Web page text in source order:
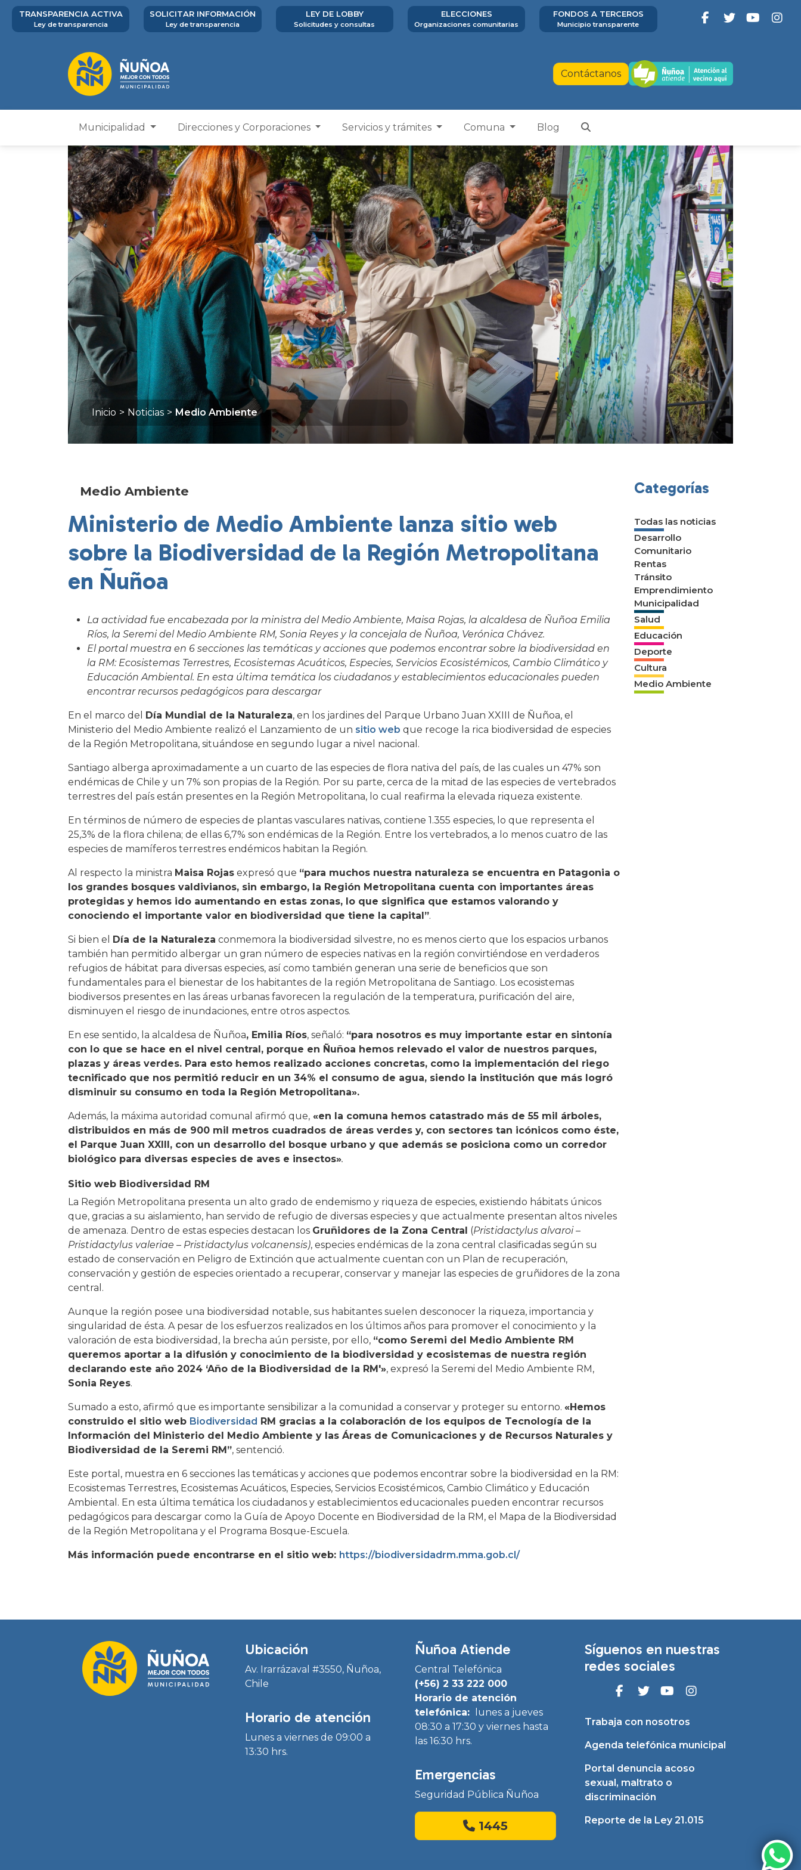
TRANSPARENCIA ACTIVA
Ley de transparencia
SOLICITAR INFORMACIÓN
Ley de transparencia
LEY DE LOBBY
Solicitudes y consultas
ELECCIONES
Organizaciones comunitarias
FONDOS A TERCEROS
Municipio transparente
Contáctanos
Municipalidad Direcciones y Corporaciones Servicios y trámites Comuna Blog
Inicio > Noticias > Medio Ambiente
Medio Ambiente
Ministerio de Medio Ambiente lanza sitio web
sobre la Biodiversidad de la Región Metropolitana
en Ñuñoa
La actividad fue encabezada por la ministra del Medio Ambiente, Maisa Rojas, la alcaldesa de Ñuñoa Emilia
Ríos, la Seremi del Medio Ambiente RM, Sonia Reyes y la concejala de Ñuñoa, Verónica Chávez.
El portal muestra en 6 secciones las temáticas y acciones que podemos encontrar sobre la biodiversidad en
la RM: Ecosistemas Terrestres, Ecosistemas Acuáticos, Especies, Servicios Ecosistémicos, Cambio Climático y
Educación Ambiental. En esta última temática los ciudadanos y establecimientos educacionales pueden
encontrar recursos pedagógicos para descargar
En el marco del Día Mundial de la Naturaleza, en los jardines del Parque Urbano Juan XXIII de Ñuñoa, el
Ministerio del Medio Ambiente realizó el Lanzamiento de un sitio web que recoge la rica biodiversidad de especies
de la Región Metropolitana, situándose en segundo lugar a nivel nacional.
Santiago alberga aproximadamente a un cuarto de las especies de flora nativa del país, de las cuales un 47% son
endémicas de Chile y un 7% son propias de la Región. Por su parte, cerca de la mitad de las especies de vertebrados
terrestres del país están presentes en la Región Metropolitana, lo cual reafirma la elevada riqueza existente.
En términos de número de especies de plantas vasculares nativas, contiene 1.355 especies, lo que representa el
25,3% de la flora chilena; de ellas 6,7% son endémicas de la Región. Entre los vertebrados, a lo menos cuatro de las
especies de mamíferos terrestres endémicos habitan la Región.
Al respecto la ministra Maisa Rojas expresó que “para muchos nuestra naturaleza se encuentra en Patagonia o
los grandes bosques valdivianos, sin embargo, la Región Metropolitana cuenta con importantes áreas
protegidas y hemos ido aumentando en estas zonas, lo que significa que estamos valorando y
conociendo el importante valor en biodiversidad que tiene la capital”.
Si bien el Día de la Naturaleza conmemora la biodiversidad silvestre, no es menos cierto que los espacios urbanos
también han permitido albergar un gran número de especies nativas en la región convirtiéndose en verdaderos
refugios de hábitat para diversas especies, así como también generan una serie de beneficios que son
fundamentales para el bienestar de los habitantes de la región Metropolitana de Santiago. Los ecosistemas
biodiversos presentes en las áreas urbanas favorecen la regulación de la temperatura, purificación del aire,
disminuyen el riesgo de inundaciones, entre otros aspectos.
En ese sentido, la alcaldesa de Ñuñoa, Emilia Ríos, señaló: “para nosotros es muy importante estar en sintonía
con lo que se hace en el nivel central, porque en Ñuñoa hemos relevado el valor de nuestros parques,
plazas y áreas verdes. Para esto hemos realizado acciones concretas, como la implementación del riego
tecnificado que nos permitió reducir en un 34% el consumo de agua, siendo la institución que más logró
disminuir su consumo en toda la Región Metropolitana».
Además, la máxima autoridad comunal afirmó que, «en la comuna hemos catastrado más de 55 mil árboles,
distribuidos en más de 900 mil metros cuadrados de áreas verdes y, con sectores tan icónicos como éste,
el Parque Juan XXIII, con un desarrollo del bosque urbano y que además se posiciona como un corredor
biológico para diversas especies de aves e insectos».
Sitio web Biodiversidad RM
La Región Metropolitana presenta un alto grado de endemismo y riqueza de especies, existiendo hábitats únicos
que, gracias a su aislamiento, han servido de refugio de diversas especies y que actualmente presentan altos niveles
de amenaza. Dentro de estas especies destacan los Gruñidores de la Zona Central (Pristidactylus alvaroi –
Pristidactylus valeriae – Pristidactylus volcanensis), especies endémicas de la zona central clasificadas según su
estado de conservación en Peligro de Extinción que actualmente cuentan con un Plan de recuperación,
conservación y gestión de especies orientado a recuperar, conservar y manejar las especies de gruñidores de la zona
central.
Aunque la región posee una biodiversidad notable, sus habitantes suelen desconocer la riqueza, importancia y
singularidad de ésta. A pesar de los esfuerzos realizados en los últimos años para promover el conocimiento y la
valoración de esta biodiversidad, la brecha aún persiste, por ello, “como Seremi del Medio Ambiente RM
queremos aportar a la difusión y conocimiento de la biodiversidad y ecosistemas de nuestra región
declarando este año 2024 ‘Año de la Biodiversidad de la RM'», expresó la Seremi del Medio Ambiente RM,
Sonia Reyes.
Sumado a esto, afirmó que es importante sensibilizar a la comunidad a conservar y proteger su entorno. «Hemos
construido el sitio web Biodiversidad RM gracias a la colaboración de los equipos de Tecnología de la
Información del Ministerio del Medio Ambiente y las Áreas de Comunicaciones y de Recursos Naturales y
Biodiversidad de la Seremi RM”, sentenció.
Este portal, muestra en 6 secciones las temáticas y acciones que podemos encontrar sobre la biodiversidad en la RM:
Ecosistemas Terrestres, Ecosistemas Acuáticos, Especies, Servicios Ecosistémicos, Cambio Climático y Educación
Ambiental. En esta última temática los ciudadanos y establecimientos educacionales pueden encontrar recursos
pedagógicos para descargar como la Guía de Apoyo Docente en Biodiversidad de la RM, el Mapa de la Biodiversidad
de la Región Metropolitana y el Programa Bosque-Escuela.
Más información puede encontrarse en el sitio web: https://biodiversidadrm.mma.gob.cl/
Categorías
Todas las noticias
Desarrollo
Comunitario
Rentas
Tránsito
Emprendimiento
Municipalidad
Salud
Educación
Deporte
Cultura
Medio Ambiente
Ubicación
Av. Irarrázaval #3550, Ñuñoa,
Chile
Horario de atención
Lunes a viernes de 09:00 a
13:30 hrs.
Ñuñoa Atiende
Central Telefónica
(+56) 2 33 222 000
Horario de atención
telefónica:
lunes a jueves
08:30 a 17:30 y viernes hasta
las 16:30 hrs.
Emergencias
Seguridad Pública Ñuñoa
1445
Síguenos en nuestras
redes sociales
Trabaja con nosotros
Agenda telefónica municipal
Portal denuncia acoso
sexual, maltrato o
discriminación
Reporte de la Ley 21.015